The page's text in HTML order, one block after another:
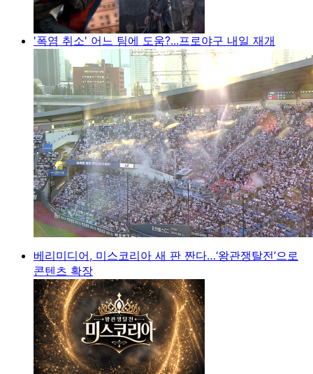
'폭염 취소' 어느 팀에 도움?...프로야구 내일 재개
베리미디어, 미스코리아 새 판 짠다…‘왕관쟁탈전’으로
콘텐츠 확장